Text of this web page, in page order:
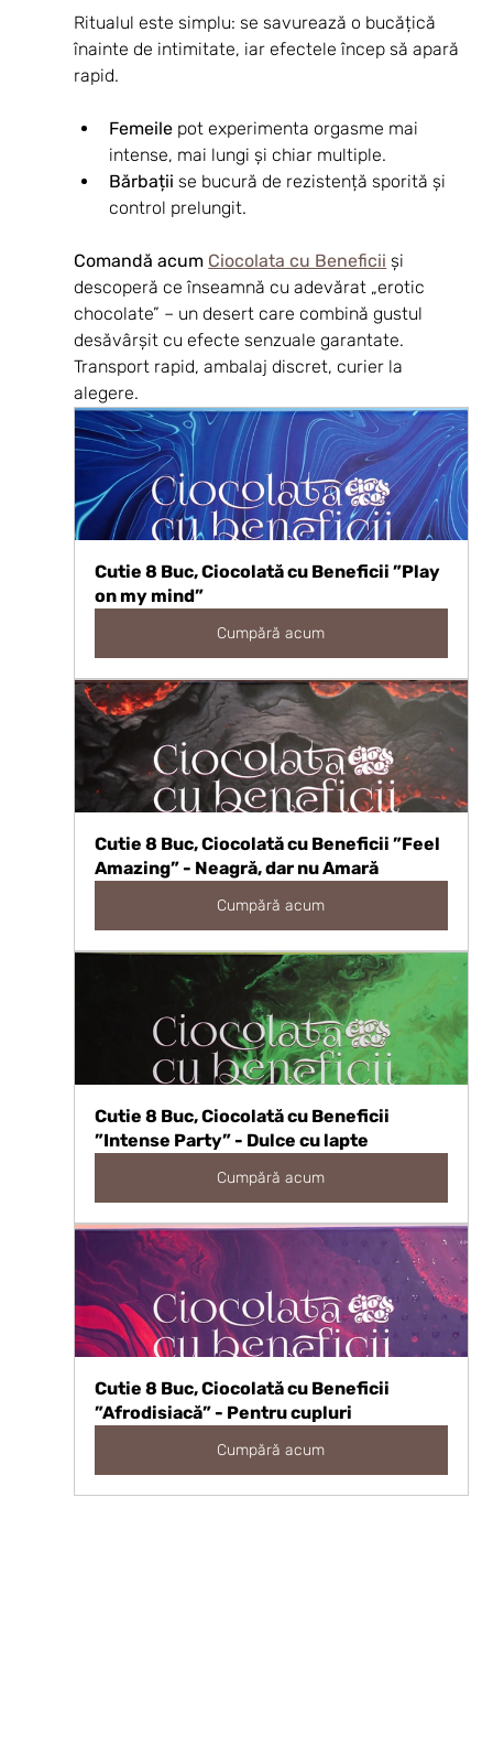
Ritualul este simplu: se savurează o bucățică
înainte de intimitate, iar efectele încep să apară
rapid.
Femeile pot experimenta orgasme mai
intense, mai lungi și chiar multiple.
Bărbații se bucură de rezistență sporită și
control prelungit.
Comandă acum Ciocolata cu Beneficii și
descoperă ce înseamnă cu adevărat „erotic
chocolate” – un desert care combină gustul
desăvârșit cu efecte senzuale garantate.
Transport rapid, ambalaj discret, curier la
alegere.
Cutie 8 Buc, Ciocolată cu Beneficii ”Play
on my mind”
Cumpără acum
Cutie 8 Buc, Ciocolată cu Beneficii ”Feel
Amazing” - Neagră, dar nu Amară
Cumpără acum
Cutie 8 Buc, Ciocolată cu Beneficii
”Intense Party” - Dulce cu lapte
Cumpără acum
Cutie 8 Buc, Ciocolată cu Beneficii
”Afrodisiacă” - Pentru cupluri
Cumpără acum